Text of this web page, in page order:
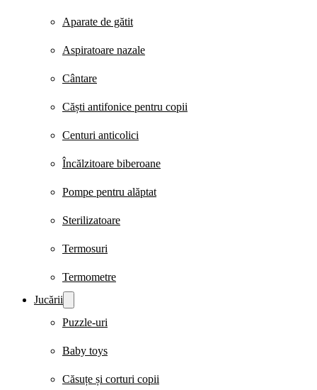
Aparate de gătit
Aspiratoare nazale
Cântare
Căști antifonice pentru copii
Centuri anticolici
Încălzitoare biberoane
Pompe pentru alăptat
Sterilizatoare
Termosuri
Termometre
Jucării
Puzzle-uri
Baby toys
Căsuțe și corturi copii